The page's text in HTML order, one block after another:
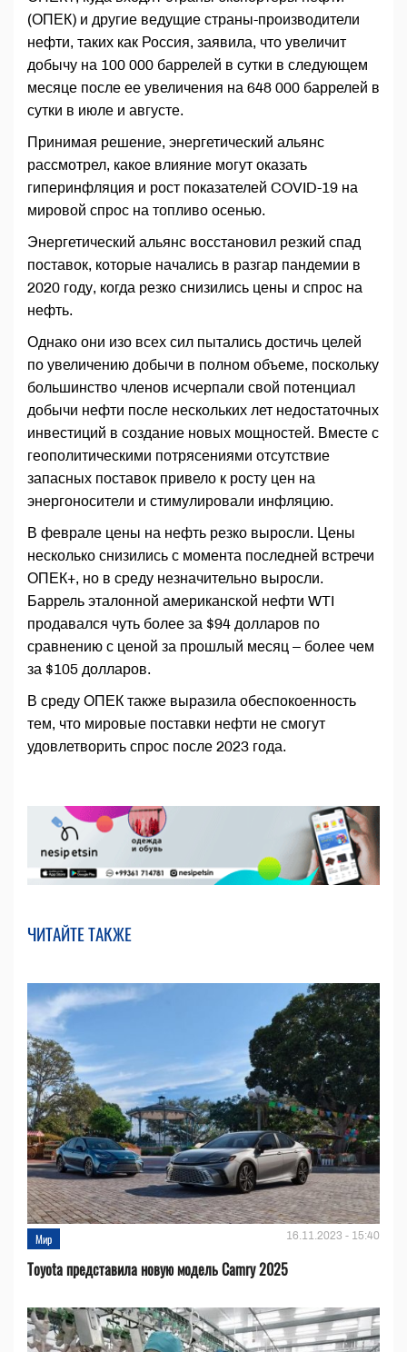
(ОПЕК) и другие ведущие страны-производители
нефти, таких как Россия, заявила, что увеличит
добычу на 100 000 баррелей в сутки в следующем
месяце после ее увеличения на 648 000 баррелей в
сутки в июле и августе.
Принимая решение, энергетический альянс
рассмотрел, какое влияние могут оказать
гиперинфляция и рост показателей COVID-19 на
мировой спрос на топливо осенью.
Энергетический альянс восстановил резкий спад
поставок, которые начались в разгар пандемии в
2020 году, когда резко снизились цены и спрос на
нефть.
Однако они изо всех сил пытались достичь целей
по увеличению добычи в полном объеме, поскольку
большинство членов исчерпали свой потенциал
добычи нефти после нескольких лет недостаточных
инвестиций в создание новых мощностей. Вместе с
геополитическими потрясениями отсутствие
запасных поставок привело к росту цен на
энергоносители и стимулировали инфляцию.
В феврале цены на нефть резко выросли. Цены
несколько снизились с момента последней встречи
ОПЕК+, но в среду незначительно выросли.
Баррель эталонной американской нефти WTI
продавался чуть более за $94 долларов по
сравнению с ценой за прошлый месяц – более чем
за $105 долларов.
В среду ОПЕК также выразила обеспокоенность
тем, что мировые поставки нефти не смогут
удовлетворить спрос после 2023 года.
ЧИТАЙТЕ ТАКЖЕ
Мир 16.11.2023 - 15:40
Toyota представила новую модель Camry 2025